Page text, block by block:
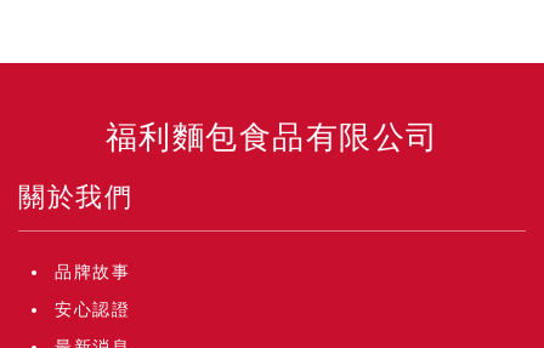
福利麵包食品有限公司
關於我們
品牌故事
安心認證